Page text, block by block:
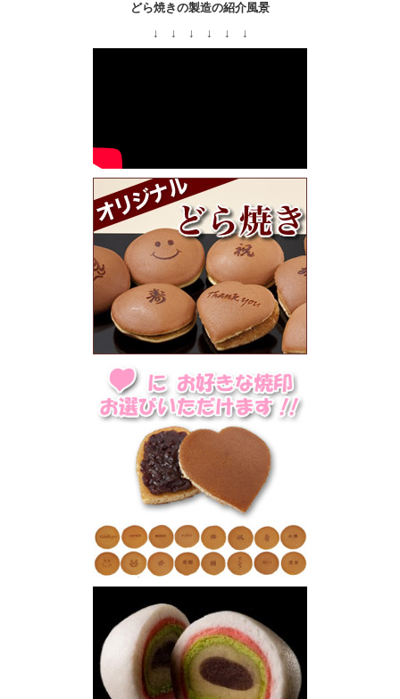
どら焼きの製造の紹介風景
↓ ↓ ↓ ↓ ↓ ↓